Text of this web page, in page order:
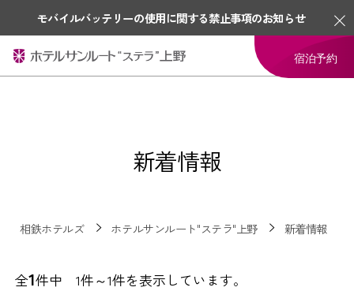
モバイルバッテリーの使用に関する禁止事項のお知らせ
宿泊予約
新着情報
相鉄ホテルズ ホテルサンルート"ステラ"上野 新着情報
全1件中 1件～1件を表示しています。